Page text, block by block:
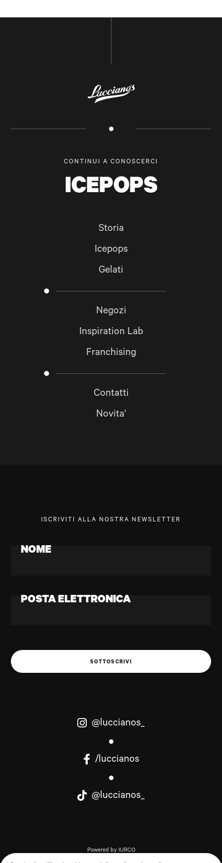
NOME E COGNOME
POSTA ELETTRONICA
SOTTOSCRIVI
TORNA IN CIMA
Storia
Icepops
Gelati
Negozi
Inspiration Lab
Franchising
Contatti
Novita'
CONTINUI A CONOSCERCI
ICEPOPS
ISCRIVITI ALLA NOSTRA NEWSLETTER
NOME
POSTA ELETTRONICA
SOTTOSCRIVI
@luccianos_
/luccianos
@luccianos_
Powered by IURCO